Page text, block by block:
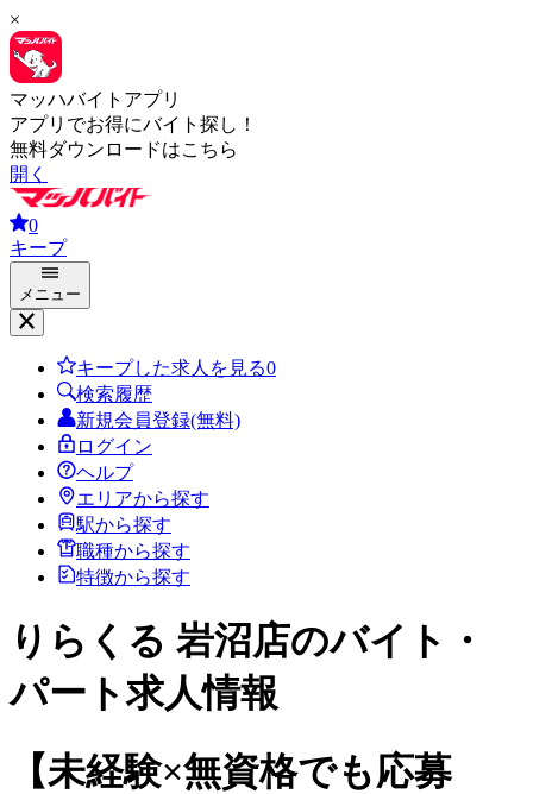
×
マッハバイトアプリ
アプリでお得にバイト探し！
無料ダウンロードはこちら
開く
0
キープ
メニュー
キープした求人を見る0
検索履歴
新規会員登録(無料)
ログイン
ヘルプ
エリアから探す
駅から探す
職種から探す
特徴から探す
りらくる 岩沼店のバイト・
パート求人情報
【未経験×無資格でも応募